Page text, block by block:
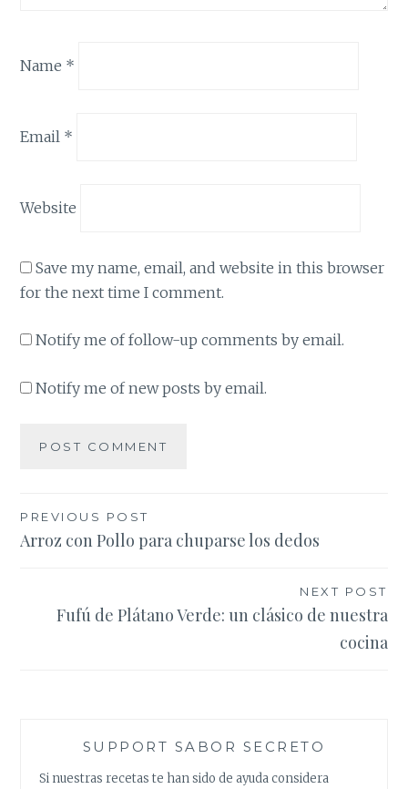
Name *
Email *
Website
Save my name, email, and website in this browser
for the next time I comment.
Notify me of follow-up comments by email.
Notify me of new posts by email.
Post
navigation
PREVIOUS POST
Arroz con Pollo para chuparse los dedos
NEXT POST
Fufú de Plátano Verde: un clásico de nuestra
cocina
SUPPORT SABOR SECRETO
Si nuestras recetas te han sido de ayuda considera